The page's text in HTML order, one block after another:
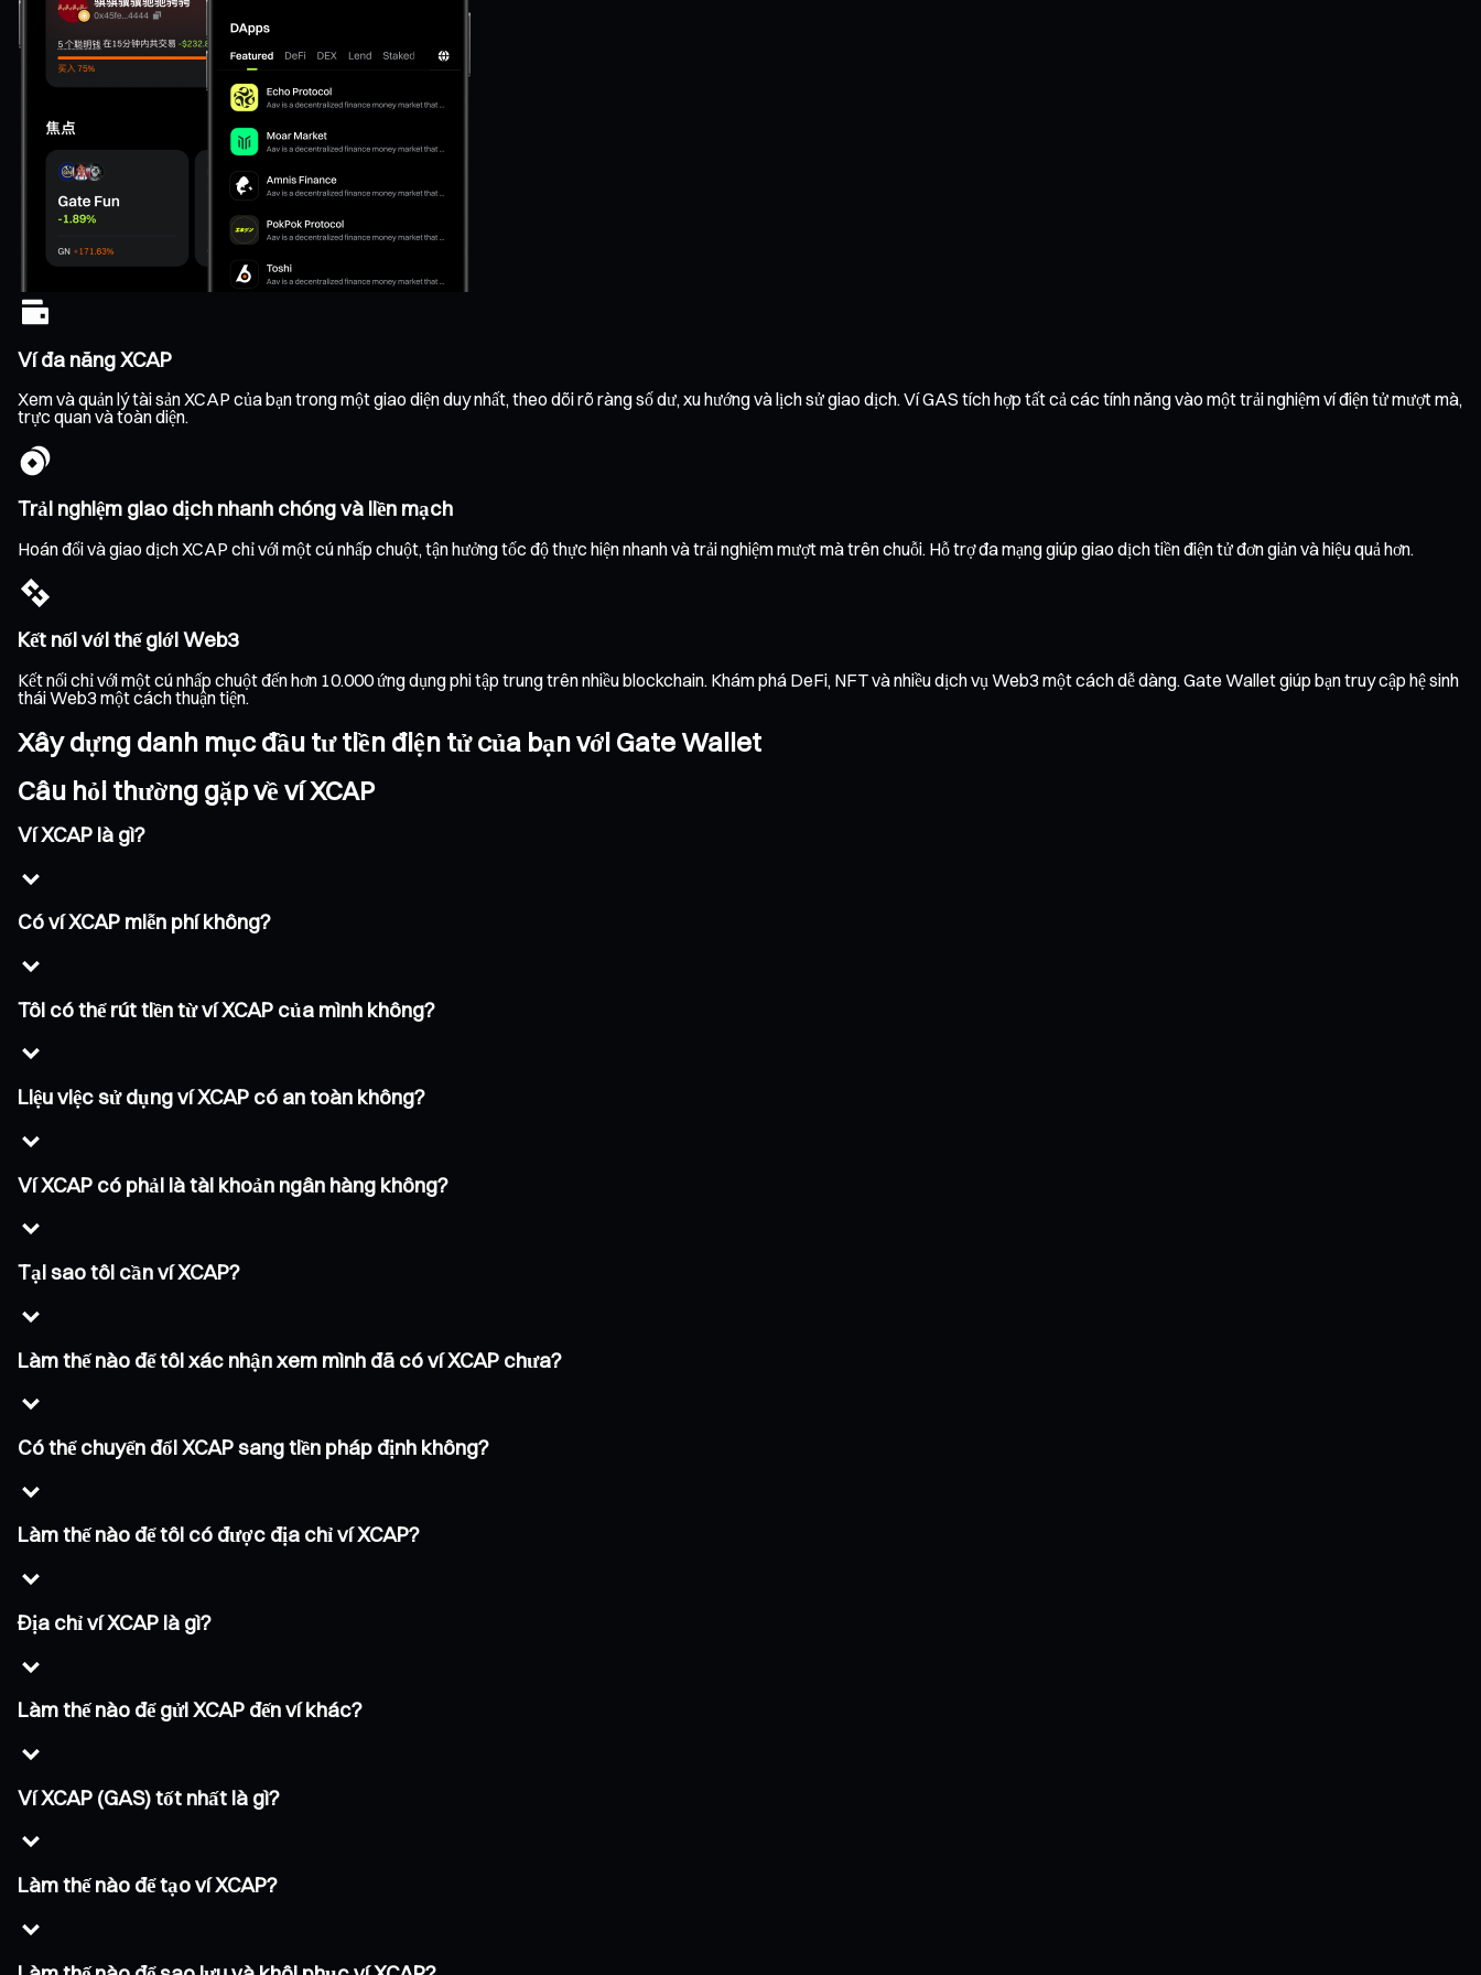
Ví đa năng XCAP
Xem và quản lý tài sản XCAP của bạn trong một giao diện duy nhất, theo dõi rõ ràng số dư, xu hướng và lịch sử giao dịch. Ví GAS tích hợp tất cả các tính năng vào một trải nghiệm ví điện tử mượt mà,
trực quan và toàn diện.
Trải nghiệm giao dịch nhanh chóng và liền mạch
Hoán đổi và giao dịch XCAP chỉ với một cú nhấp chuột, tận hưởng tốc độ thực hiện nhanh và trải nghiệm mượt mà trên chuỗi. Hỗ trợ đa mạng giúp giao dịch tiền điện tử đơn giản và hiệu quả hơn.
Kết nối với thế giới Web3
Kết nối chỉ với một cú nhấp chuột đến hơn 10.000 ứng dụng phi tập trung trên nhiều blockchain. Khám phá DeFi, NFT và nhiều dịch vụ Web3 một cách dễ dàng. Gate Wallet giúp bạn truy cập hệ sinh
thái Web3 một cách thuận tiện.
Xây dựng danh mục đầu tư tiền điện tử của bạn với Gate Wallet
Câu hỏi thường gặp về ví XCAP
Ví XCAP là gì?
Có ví XCAP miễn phí không?
Tôi có thể rút tiền từ ví XCAP của mình không?
Liệu việc sử dụng ví XCAP có an toàn không?
Ví XCAP có phải là tài khoản ngân hàng không?
Tại sao tôi cần ví XCAP?
Làm thế nào để tôi xác nhận xem mình đã có ví XCAP chưa?
Có thể chuyển đổi XCAP sang tiền pháp định không?
Làm thế nào để tôi có được địa chỉ ví XCAP?
Địa chỉ ví XCAP là gì?
Làm thế nào để gửi XCAP đến ví khác?
Ví XCAP (GAS) tốt nhất là gì?
Làm thế nào để tạo ví XCAP?